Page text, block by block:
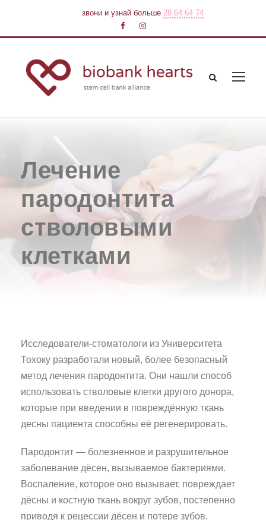
звони и узнай больше28 64 64 74
Лечение
пародонтита
стволовыми
клетками
Исследователи-стоматологи из Университета
Тохоку разработали новый, более безопасный
метод лечения пародонтита. Они нашли способ
использовать стволовые клетки другого донора,
которые при введении в повреждённую ткань
десны пациента способны её регенерировать.
Пародонтит — болезненное и разрушительное
заболевание дёсен, вызываемое бактериями.
Воспаление, которое оно вызывает, повреждает
дёсны и костную ткань вокруг зубов, постепенно
приводя к рецессии дёсен и потере зубов.